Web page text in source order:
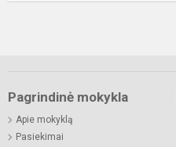
Pagrindinė mokykla
Apie mokyklą
Pasiekimai